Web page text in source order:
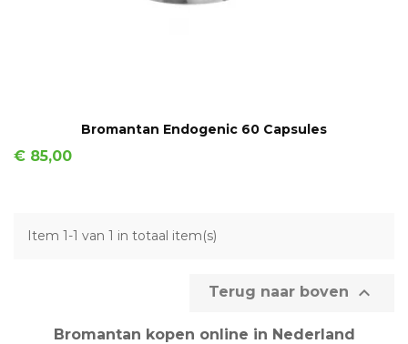
IN WINKELMAND
Bromantan Endogenic 60 Capsules
Prijs
€ 85,00
Item 1-1 van 1 in totaal item(s)
Terug naar boven 
Bromantan kopen online in Nederland